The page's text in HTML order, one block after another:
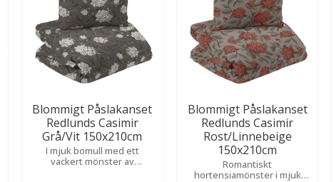
Blommigt Påslakanset
Redlunds Casimir
Grå/Vit 150x210cm
I mjuk bomull med ett
vackert mönster av
Blommigt Påslakanset
Redlunds Casimir
Rost/Linnebeige
150x210cm
Romantiskt
hortensiamönster i mjuk